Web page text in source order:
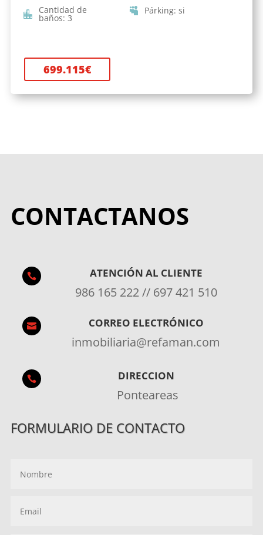
Cantidad de
baños: 3
Párking: si
699.115€
CONTACTANOS
 ATENCIÓN AL CLIENTE
986 165 222 // 697 421 510
 CORREO ELECTRÓNICO
inmobiliaria@refaman.com
 DIRECCION
Ponteareas
FORMULARIO DE CONTACTO